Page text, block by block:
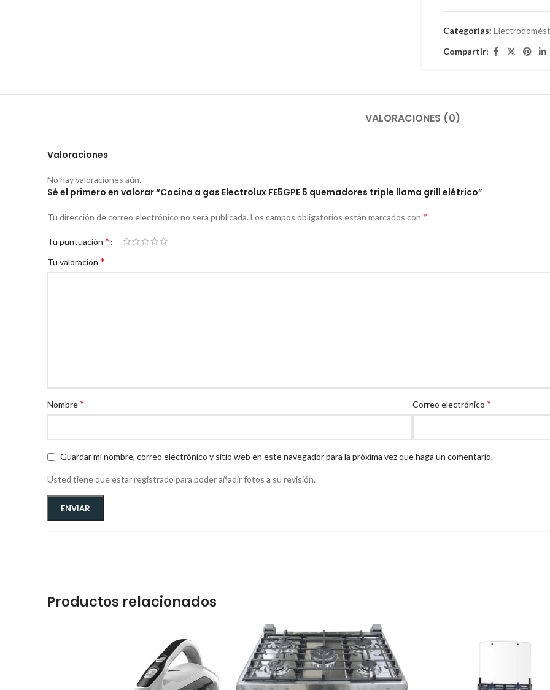
Categorías:
Compartir:
VALORACIONES (0)
Valoraciones
No hay valoraciones aún.
Sé el primero en valorar “Cocina a gas Electrolux FE5GPE 5 quemadores triple llama grill elétrico”
Tu dirección de correo electrónico no será publicada. Los campos obligatorios están marcados con *
Tu puntuación *
Tu valoración *
Nombre* Correo electrónico *
Guardar mi nombre, correo electrónico y sitio web en este navegador para la próxima vez que haga un comentario.
Usted tiene que estar registrado para poder añadir fotos a su revisión.
Productos relacionados